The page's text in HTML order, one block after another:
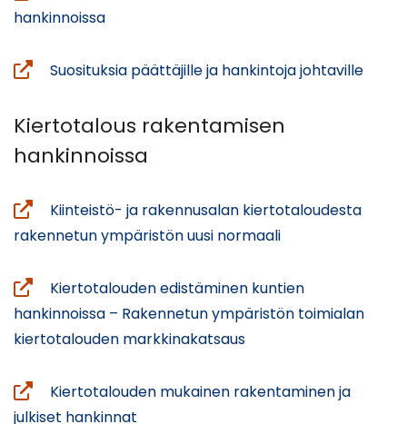
hankinnoissa(siirryt
palveluun)
Suosituksia päättäjille ja hankintoja johtaville
Kiertotalous rakentamisen
hankinnoissa
Kiinteistö- ja rakennusalan kiertotaloudesta
rakennetun ympäristön uusi normaali(avautuu
ikkunaan,
siirryt
Kiertotalouden edistäminen kuntien
hankinnoissa – Rakennetun ympäristön toimialan
kiertotalouden markkinakatsaus(siirryt
palveluun)
Kiertotalouden mukainen rakentaminen ja
julkiset hankinnat